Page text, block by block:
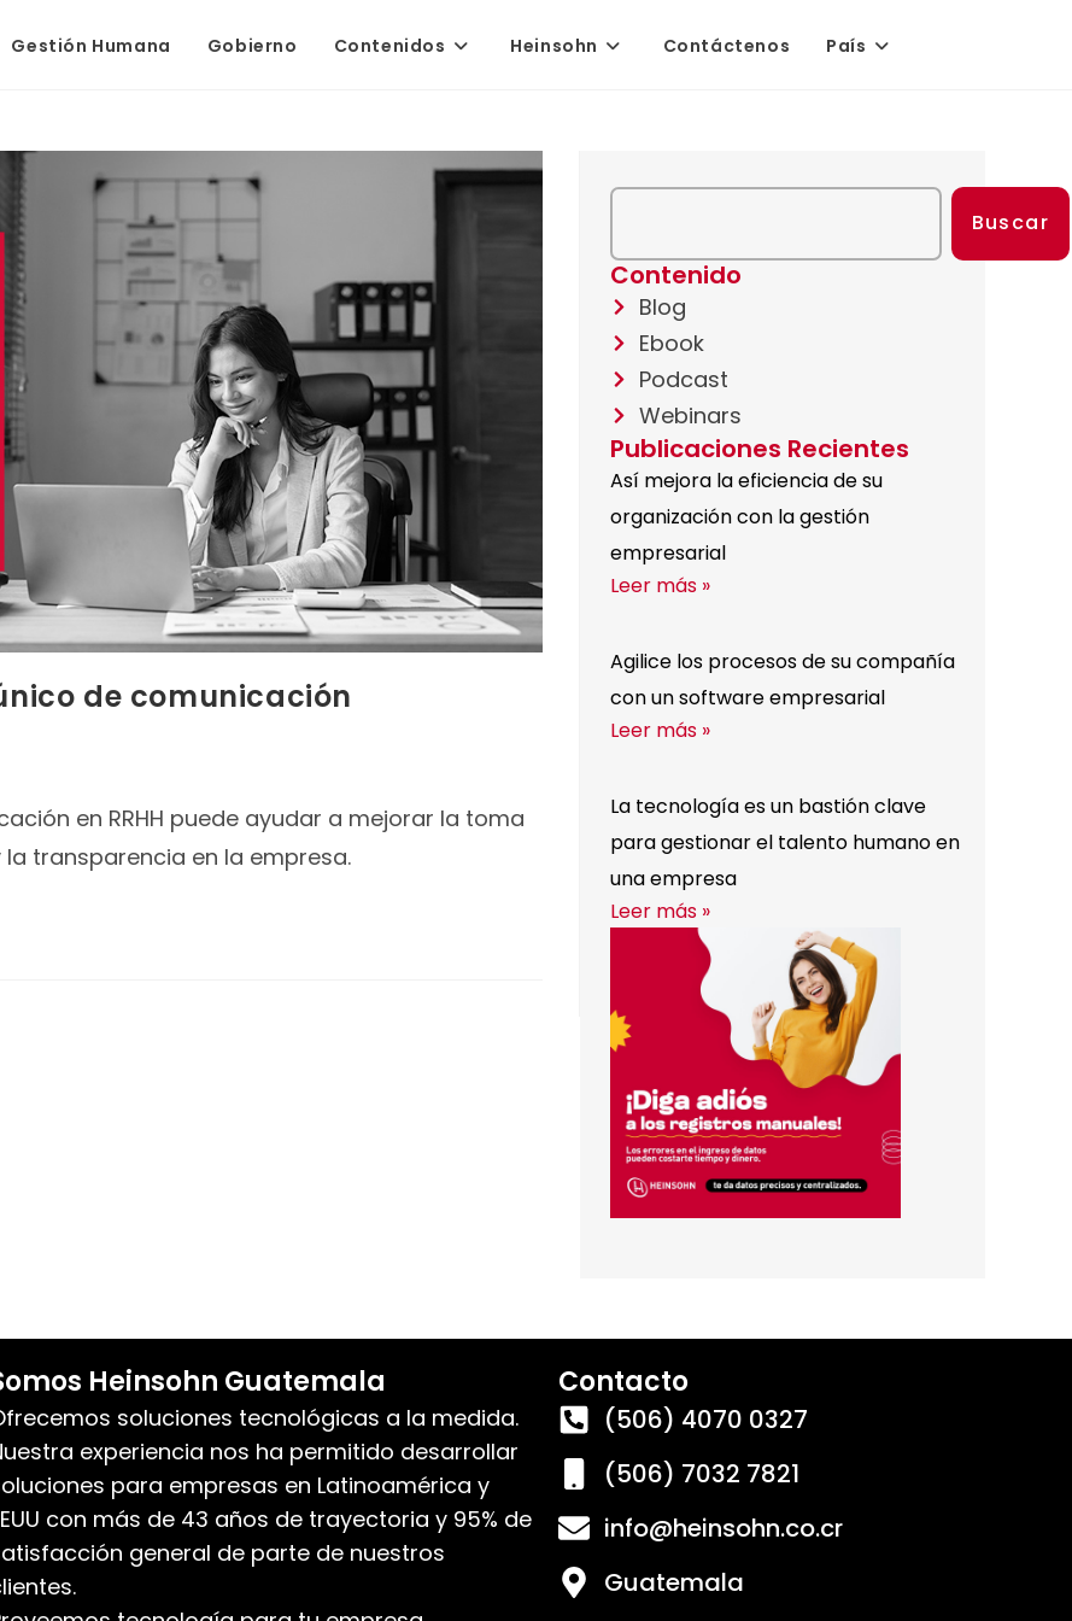
Gestión Humana Gobierno Contenidos Heinsohn Contáctenos País
de comunicación
en RRHH puede ayudar a mejorar la toma
transparencia en la empresa.
Buscar
Contenido
Blog
Ebook
Podcast
Webinars
Publicaciones Recientes
Así mejora la eficiencia de su
organización con la gestión
empresarial
Leer más »
Agilice los procesos de su compañía
con un software empresarial
Leer más »
La tecnología es un bastión clave
para gestionar el talento humano en
una empresa
Leer más »
Heinsohn Guatemala
soluciones tecnológicas a la medida.
experiencia nos ha permitido desarrollar
para empresas en Latinoamérica y
con más de 43 años de trayectoria y 95% de
general de parte de nuestros
Contacto
(506) 4070 0327
(506) 7032 7821
info@heinsohn.co.cr
Guatemala